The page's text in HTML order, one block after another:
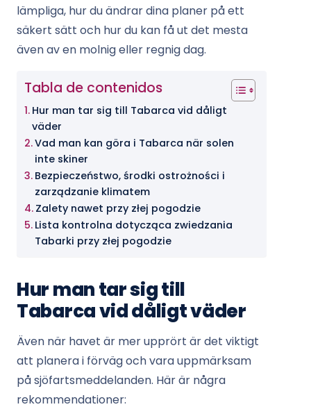
lämpliga, hur du ändrar dina planer på ett
säkert sätt och hur du kan få ut det mesta
även av en molnig eller regnig dag.
Tabla de contenidos
Hur man tar sig till Tabarca vid dåligt
väder
Vad man kan göra i Tabarca när solen
inte skiner
Bezpieczeństwo, środki ostrożności i
zarządzanie klimatem
Zalety nawet przy złej pogodzie
Lista kontrolna dotycząca zwiedzania
Tabarki przy złej pogodzie
Hur man tar sig till
Tabarca vid dåligt väder
Även när havet är mer upprört är det viktigt
att planera i förväg och vara uppmärksam
på sjöfartsmeddelanden. Här är några
rekommendationer: